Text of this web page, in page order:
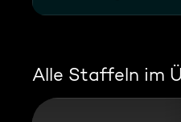
Alle Staffeln im